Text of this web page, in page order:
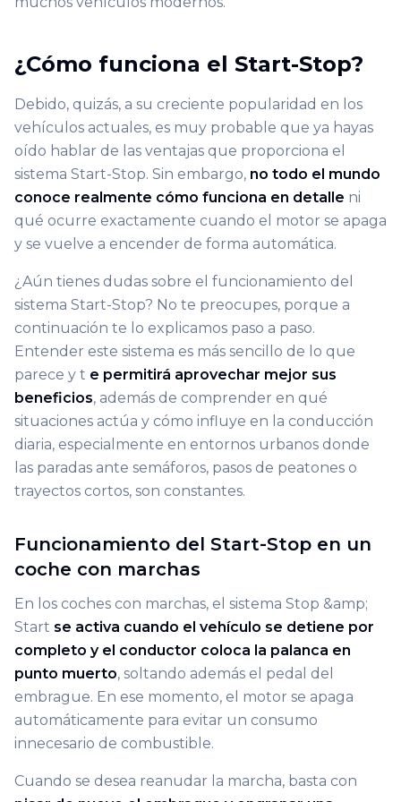
¿Cómo funciona el Start-Stop?
Debido, quizás, a su creciente popularidad en los
vehículos actuales, es muy probable que ya hayas
oído hablar de las ventajas que proporciona el
sistema Start-Stop. Sin embargo, no todo el mundo
conoce realmente cómo funciona en detalle ni
qué ocurre exactamente cuando el motor se apaga
y se vuelve a encender de forma automática.
¿Aún tienes dudas sobre el funcionamiento del
sistema Start-Stop? No te preocupes, porque a
continuación te lo explicamos paso a paso.
Entender este sistema es más sencillo de lo que
parece y t e permitirá aprovechar mejor sus
beneficios, además de comprender en qué
situaciones actúa y cómo influye en la conducción
diaria, especialmente en entornos urbanos donde
las paradas ante semáforos, pasos de peatones o
trayectos cortos, son constantes.
Funcionamiento del Start-Stop en un
coche con marchas
En los coches con marchas, el sistema Stop &amp;
Start se activa cuando el vehículo se detiene por
completo y el conductor coloca la palanca en
punto muerto, soltando además el pedal del
embrague. En ese momento, el motor se apaga
automáticamente para evitar un consumo
innecesario de combustible.
Cuando se desea reanudar la marcha, basta con